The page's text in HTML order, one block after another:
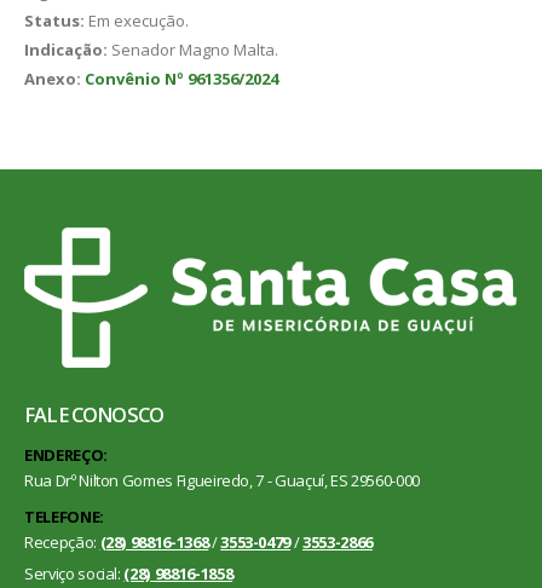
Status: Em execução.
Indicação: Senador Magno Malta.
Anexo: Convênio Nº 961356/2024
FALE CONOSCO
ENDEREÇO:
Rua Drº Nilton Gomes Figueiredo, 7 - Guaçuí, ES 29560-000
TELEFONE:
Recepção: (28) 98816-1368/3553-0479/3553-2866
Serviço social: (28) 98816-1858